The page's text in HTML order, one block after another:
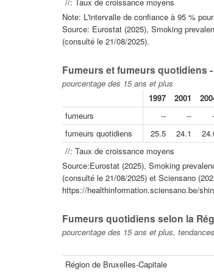
Note: L'intervalle de confiance à 95 %
Source: Eurostat (2025), Smoking
(consulté le 21/08/2025).
Fumeurs et fumeurs quotidiens
pourcentage des 15 ans et plus
1997
2001
fumeurs
-- --
fumeurs quotidiens
25.5 24.1
//: Taux de croissance moyens
Source:Eurostat (2025), Smoking
(consulté le 21/08/2025) et Sciensano
https://healthinformation.sciensano.be/
Fumeurs quotidiens selon la
pourcentage des 15 ans et plus,
Région de Bruxelles-Capitale